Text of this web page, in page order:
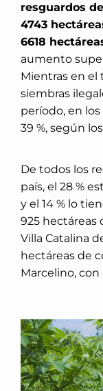
resguardos
4743
6618
aumento
Mientras en el
siembras
período, en
39 %, según
De todos los
país, el 28 %
y el 14 % lo
925 hectáreas
Villa Catalina
hectáreas de
Marcelino, con